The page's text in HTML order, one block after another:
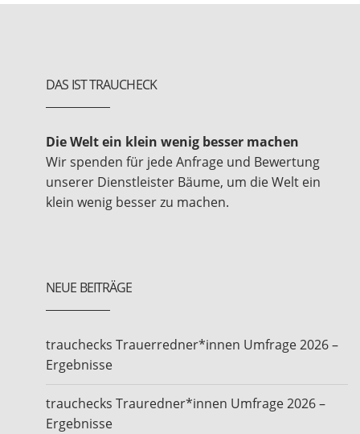
DAS IST TRAUCHECK
Die Welt ein klein wenig besser machen
Wir spenden für jede Anfrage und Bewertung
unserer Dienstleister Bäume, um die Welt ein
klein wenig besser zu machen.
NEUE BEITRÄGE
trauchecks Trauerredner*innen Umfrage 2026 –
Ergebnisse
trauchecks Trauredner*innen Umfrage 2026 –
Ergebnisse